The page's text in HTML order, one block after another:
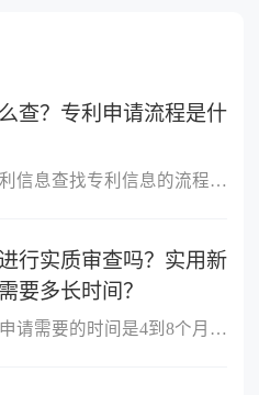
查？专利申请流程是什
一、怎么查专利信息查找专利信息的流程：1 登陆国家知识产权局或中...
行实质审查吗？实用新
要多长时间？
实用新型专利申请需要的时间是4到8个月。实用新型专利申请经初步审...